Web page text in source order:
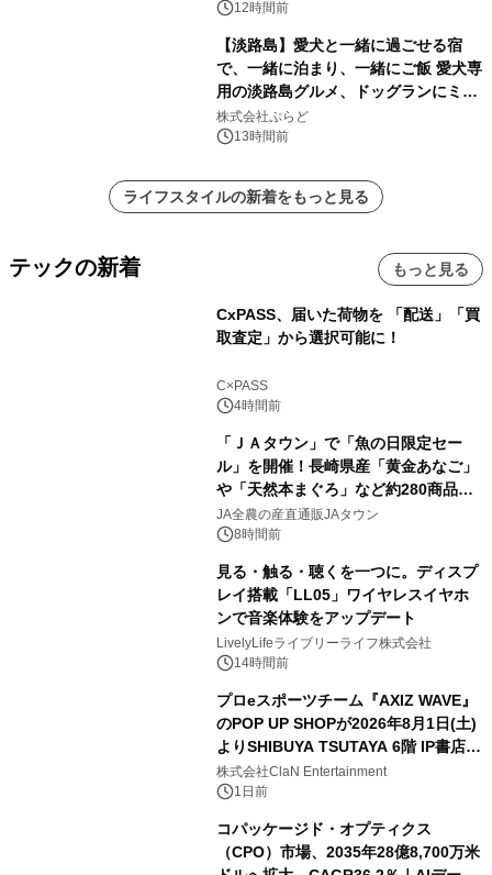
12時間前
【淡路島】愛犬と一緒に過ごせる宿
で、一緒に泊まり、一緒にご飯 愛犬専
用の淡路島グルメ、ドッグランにミニ
プール グランピングとトレーラーハウ
スの2施設で
株式会社ぷらど
13時間前
ライフスタイルの新着をもっと見る
テックの新着 もっと見る
CxPASS、届いた荷物を 「配送」「買
取査定」から選択可能に！
C×PASS
4時間前
「ＪＡタウン」で「魚の日限定セー
ル」を開催！長崎県産「黄金あなご」
や「天然本まぐろ」など約280商品を
販売！～毎月１０日の定例企画～
JA全農の産直通販JAタウン
8時間前
見る・触る・聴くを一つに。ディスプ
レイ搭載「LL05」ワイヤレスイヤホ
ンで音楽体験をアップデート
LivelyLifeライブリーライフ株式会社
14時間前
プロeスポーツチーム『AXIZ WAVE』
のPOP UP SHOPが2026年8月1日(土)
よりSHIBUYA TSUTAYA 6階 IP書店で
開催決定！！
株式会社ClaN Entertainment
1日前
コパッケージド・オプティクス
（CPO）市場、2035年28億8,700万米